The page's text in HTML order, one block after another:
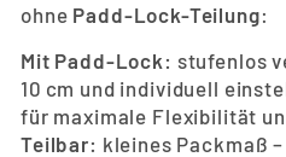
ohne Padd-Lock-Teilung:
Mit Padd-Lock: stufenlos
10 cm und individuell
für maximale Flexibilität
Teilbar: kleines Packmaß